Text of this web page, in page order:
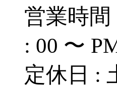
営業時
: 00 〜
定休日 :